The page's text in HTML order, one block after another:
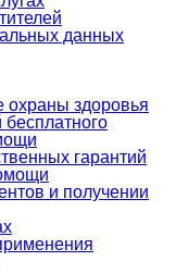
данных
охраны здоровья
гарантий
и получении